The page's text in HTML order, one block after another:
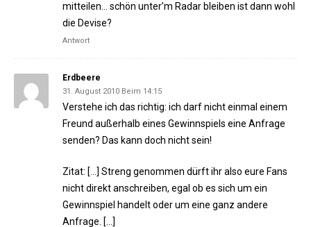
mitteilen… schön unter’m Radar bleiben ist dann wohl
die Devise?
Antwort
Erdbeere
31. August 2010 Beim 14:15
Verstehe ich das richtig: ich darf nicht einmal einem
Freund außerhalb eines Gewinnspiels eine Anfrage
senden? Das kann doch nicht sein!
Zitat: […] Streng genommen dürft ihr also eure Fans
nicht direkt anschreiben, egal ob es sich um ein
Gewinnspiel handelt oder um eine ganz andere
Anfrage. […]